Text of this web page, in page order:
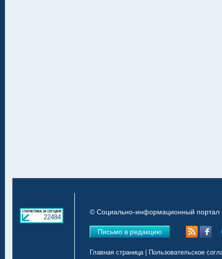
22484
© Социально-информационный портал
Письмо в редакцию
Главная страница| Пользовательское